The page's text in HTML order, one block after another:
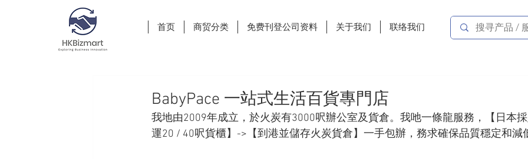
首页 商贸分类 免费刊登公司资料 关于我们 联络我们
BabyPace 一站式生活百貨專門店
我地由2009年成立，於火炭有3000呎辦公室及貨倉。我吔一條龍服務，【日本
運20 / 40呎貨櫃】->【到港並儲存火炭貨倉】一手包辦，務求確保品質穩定和減